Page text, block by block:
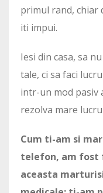
primul rand, chiar
iti impui.
Iesi din casa, sa
tale, ci sa faci
intr-un mod pasiv
rezolva mare
Cum ti-am si
telefon, am fost
aceasta